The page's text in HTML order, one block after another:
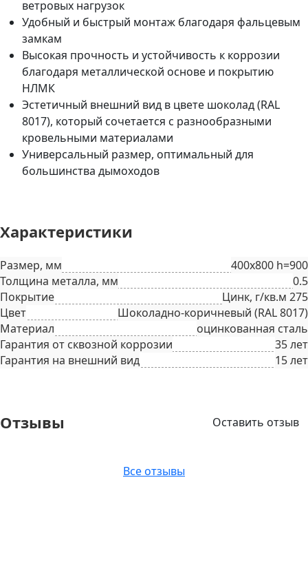
ветровых нагрузок
Удобный и быстрый монтаж благодаря фальцевым
замкам
Высокая прочность и устойчивость к коррозии
благодаря металлической основе и покрытию
НЛМК
Эстетичный внешний вид в цвете шоколад (RAL
8017), который сочетается с разнообразными
кровельными материалами
Универсальный размер, оптимальный для
большинства дымоходов
Характеристики
Размер, мм
400х800 h=900
Толщина металла, мм
0.5
Покрытие
Цинк, г/кв.м 275
Цвет
Шоколадно-коричневый (RAL 8017)
Материал
оцинкованная сталь
Гарантия от сквозной коррозии
35 лет
Гарантия на внешний вид
15 лет
Отзывы Оставить отзыв
Все отзывы